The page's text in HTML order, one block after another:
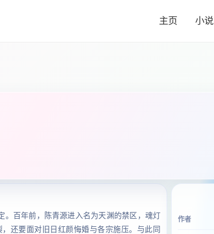
主页 小说
。百年前，陈青源进入名为天渊的禁区，魂灯
还要面对旧日红颜悔婚与各宗施压。与此同
作者